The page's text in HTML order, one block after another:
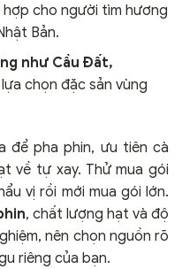
hợp cho người tìm hương
Bản.
như Cầu Đất,
lựa chọn đặc sản vùng
để pha phin, ưu tiên cà
về tự xay. Thử mua gói
vị rồi mới mua gói lớn.
, chất lượng hạt và độ
nên chọn nguồn rõ
riêng của bạn.